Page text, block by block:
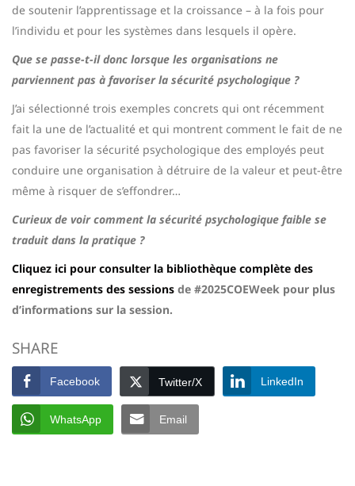
de soutenir l’apprentissage et la croissance – à la fois pour
l’individu et pour les systèmes dans lesquels il opère.
Que se passe-t-il donc lorsque les organisations ne
parviennent pas à favoriser la sécurité psychologique ?
J’ai sélectionné trois exemples concrets qui ont récemment
fait la une de l’actualité et qui montrent comment le fait de ne
pas favoriser la sécurité psychologique des employés peut
conduire une organisation à détruire de la valeur et peut-être
même à risquer de s’effondrer…
Curieux de voir comment la sécurité psychologique faible se
traduit dans la pratique ?
Cliquez ici pour consulter la bibliothèque complète des
enregistrements des sessions de #2025COEWeek pour plus
d’informations sur la session.
SHARE
Facebook Twitter/X LinkedIn
WhatsApp Email